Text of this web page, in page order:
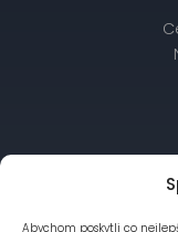
Abychom poskytli co